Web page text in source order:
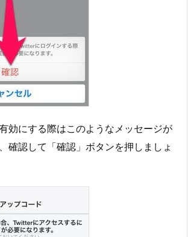
効にする際はこのようなメッセージが
確認して「確認」ボタンを押しましょ